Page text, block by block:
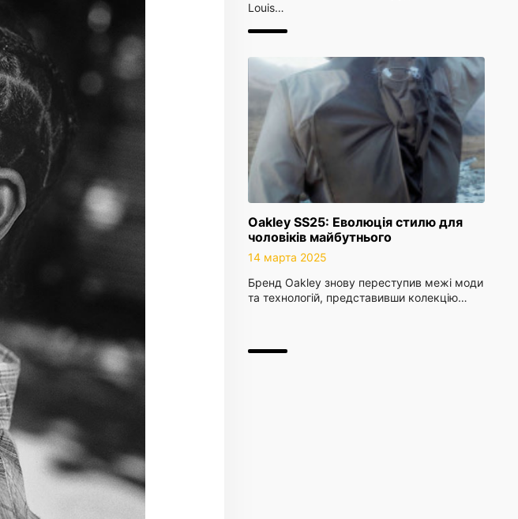
Louis…
Oakley SS25: Еволюція стилю для
чоловіків майбутнього
14 марта 2025
Бренд Oakley знову переступив межі моди
та технологій, представивши колекцію…